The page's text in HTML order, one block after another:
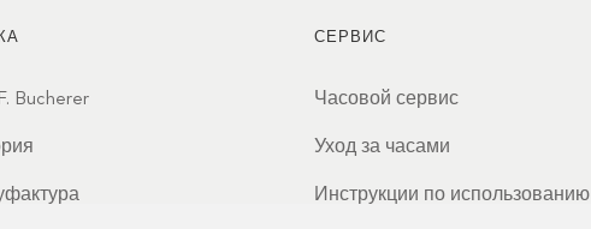
Bucherer
СЕРВИС
Часовой сервис
Уход за часами
Инструкции по использованию